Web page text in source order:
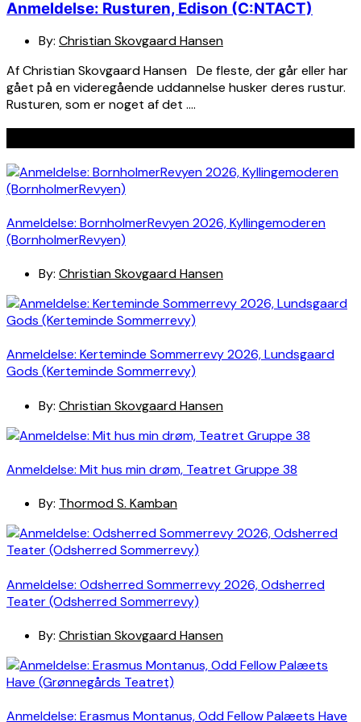
Anmeldelse: Rusturen, Edison (C:NTACT)
By: Christian Skovgaard Hansen
Af Christian Skovgaard Hansen De fleste, der går eller har
gået på en videregående uddannelse husker deres rustur.
Rusturen, som er noget af det ….
Anmeldelse: BornholmerRevyen 2026, Kyllingemoderen
(BornholmerRevyen)
By: Christian Skovgaard Hansen
Anmeldelse: Kerteminde Sommerrevy 2026, Lundsgaard
Gods (Kerteminde Sommerrevy)
By: Christian Skovgaard Hansen
Anmeldelse: Mit hus min drøm, Teatret Gruppe 38
By: Thormod S. Kamban
Anmeldelse: Odsherred Sommerrevy 2026, Odsherred
Teater (Odsherred Sommerrevy)
By: Christian Skovgaard Hansen
Anmeldelse: Erasmus Montanus, Odd Fellow Palæets Have